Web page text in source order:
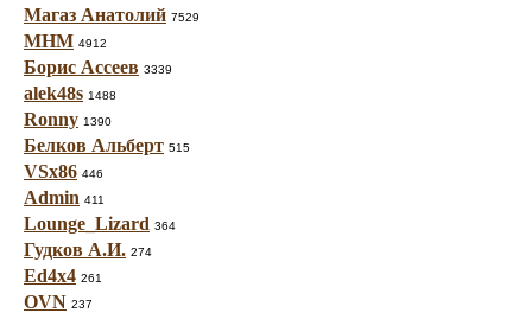
Магаз Анатолий 7529
МНМ 4912
Борис Ассеев 3339
alek48s 1488
Ronny 1390
Белков Альберт 515
VSx86 446
Admin 411
Lounge_Lizard 364
Гудков А.И. 274
Ed4x4 261
OVN 237